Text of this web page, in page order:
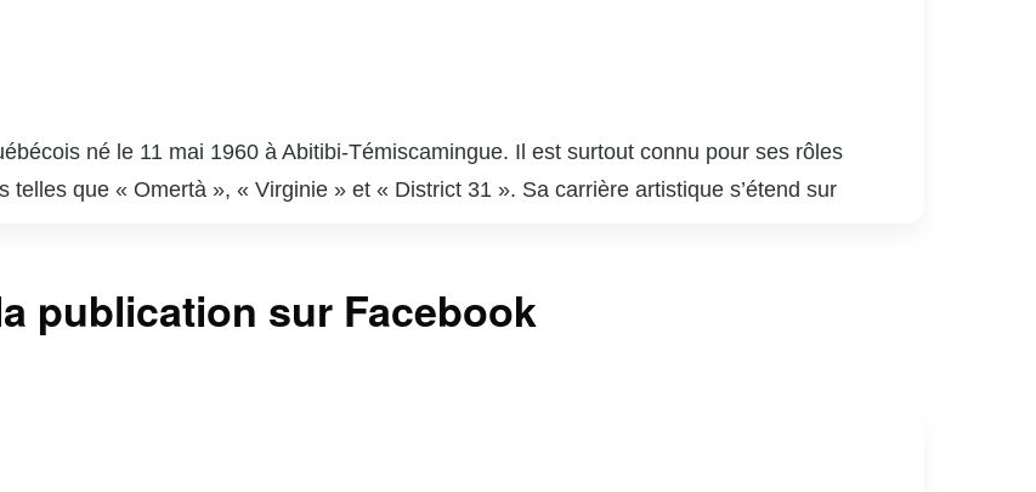
né le 11 mai 1960 à Abitibi-Témiscamingue. Il est surtout connu pour ses rôles
que « Omertà », « Virginie » et « District 31 ». Sa carrière artistique s’étend sur
notamment à la radio et à la télévision. Gildor Roy est reconnu pour son talent, sa voix
diversifiés avec authenticité. Sa contribution à la culture québécoise est indéniable, et il
publication sur Facebook